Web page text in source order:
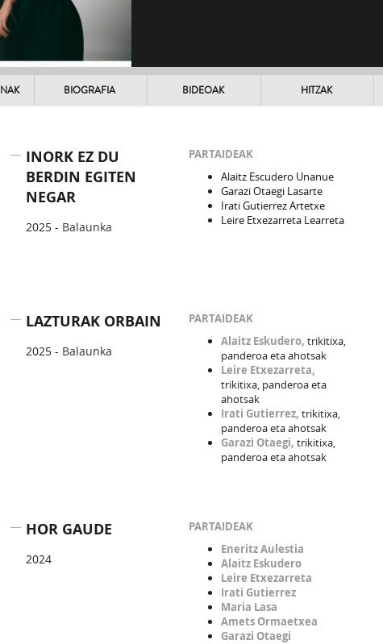
BIOGRAFIA BIDEOAK HITZAK
INORK EZ DU
BERDIN EGITEN
NEGAR
2025 - Balaunka
PARTAIDEAK
Alaitz Escudero Unanue
Garazi Otaegi Lasarte
Irati Gutierrez Artetxe
Leire Etxezarreta Learreta
LAZTURAK ORBAIN
2025 - Balaunka
PARTAIDEAK
Alaitz Eskudero, trikitixa,
panderoa eta ahotsak
Leire Etxezarreta,
trikitixa, panderoa eta
ahotsak
Irati Gutierrez, trikitixa,
panderoa eta ahotsak
Garazi Otaegi, trikitixa,
panderoa eta ahotsak
HOR GAUDE
2024
PARTAIDEAK
Eneritz Aulestia
Alaitz Eskudero
Leire Etxezarreta
Irati Gutierrez
Maria Lasa
Amets Ormaetxea
Garazi Otaegi